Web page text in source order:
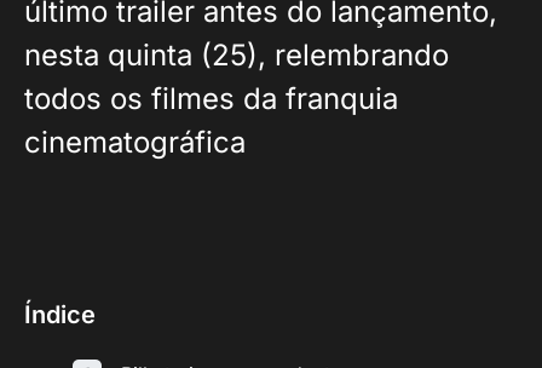
último trailer antes do lançamento,
nesta quinta (25), relembrando
todos os filmes da franquia
cinematográfica
Índice